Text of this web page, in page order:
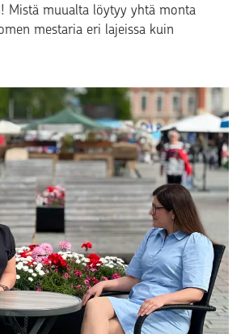
Mistä muualta löytyy yhtä monta
mestaria eri lajeissa kuin